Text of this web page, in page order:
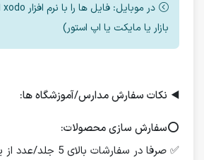
بازار یا مایکت یا اپ استور)
◀️ نکات سفارش مدارس/آموزشگاه ها:
⭕️سفارش سازی محصولات:
✅ صرفا در سفارشات